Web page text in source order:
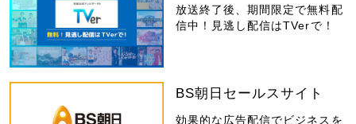
放送終了後、期間限定で無料配
信中！見逃し配信はTVerで！
BS朝日セールスサイト
効果的な広告配信でビジネスを